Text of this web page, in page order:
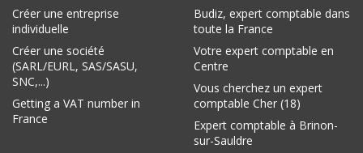
Créer une entreprise
individuelle
Créer une société
(SARL/EURL, SAS/SASU,
SNC,...)
Getting a VAT number in
France
Budiz, expert comptable dans
toute la France
Votre expert comptable en
Centre
Vous cherchez un expert
comptable Cher (18)
Expert comptable à Brinon-
sur-Sauldre